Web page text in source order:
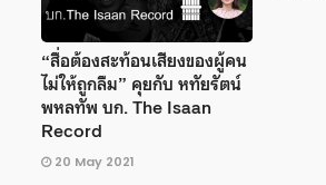
“สื่อต้องสะท้อนเสียงของผู้คน
ไม่ให้ถูกลืม” คุยกับ หทัยรัตน์
พหลทัพ บก. The Isaan
Record
20 May 2021